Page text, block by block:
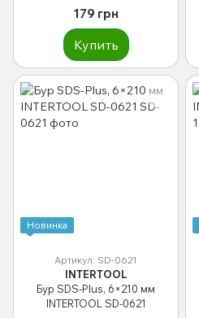
179 грн
Купить
Новинка
Артикул: SD-0621
INTERTOOL
Бур SDS-Plus, 6×210 мм
INTERTOOL SD-0621